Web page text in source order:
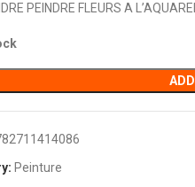
PEINDRE FLEURS A
Peinture